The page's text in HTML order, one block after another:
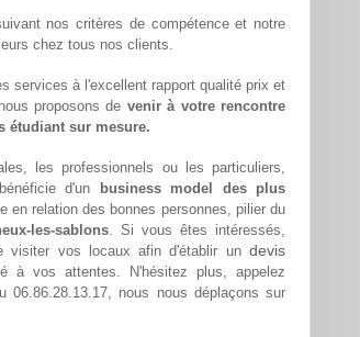
nos critères de compétence et notre
chez tous nos clients.
services à l'excellent rapport qualité prix et
proposons de venir à votre rencontre
étudiant sur mesure.
les professionnels ou les particuliers,
d'un
business model des plus
en relation des bonnes personnes, pilier du
les-sablons. Si vous êtes intéressés,
visiter vos locaux afin d'établir un devis
à vos attentes. N'hésitez plus, appelez
06.86.28.13.17, nous nous déplaçons sur